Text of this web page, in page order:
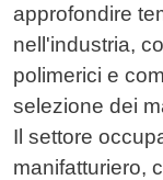
approfondire
nell'industria,
polimerici e
selezione dei
Il settore
manifatturiero,